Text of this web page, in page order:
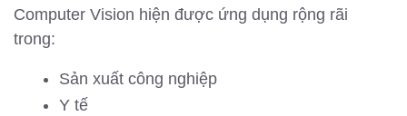
Computer Vision hiện được ứng dụng rộng rãi
trong:
Sản xuất công nghiệp
Y tế